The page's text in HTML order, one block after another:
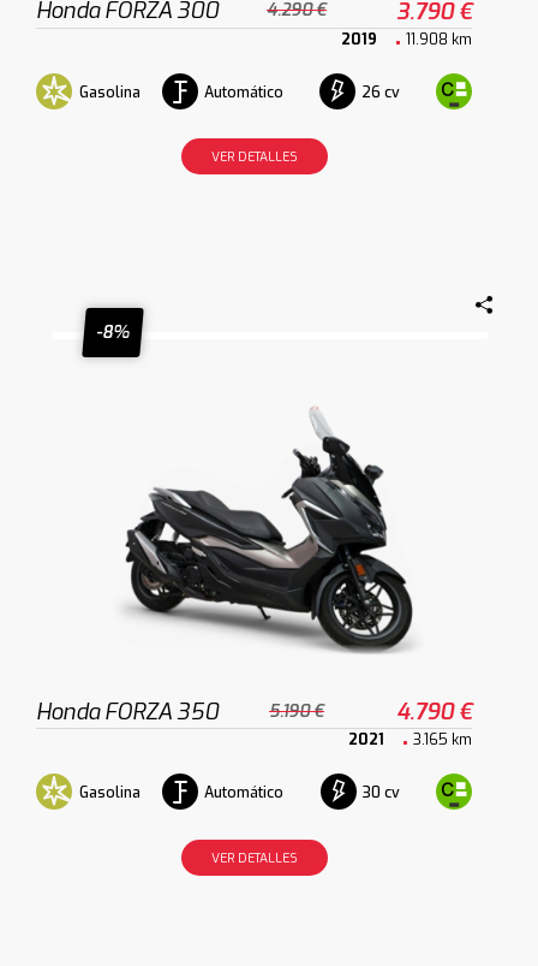
Honda FORZA 300 4.290 € 3.790 €
2019 11.908 km
Gasolina Automático 26 cv
VER DETALLES
-8%
Honda FORZA 350 5.190 € 4.790 €
2021 3.165 km
Gasolina Automático 30 cv
VER DETALLES